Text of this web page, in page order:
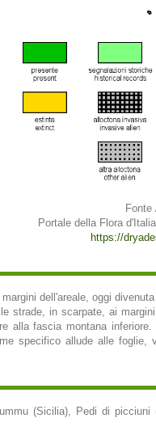
Fonte
Portale della Flora
https://
dell'areale, oggi
strade, in scarpate, ai
fascia montana
specifico allude alle foglie,
(Sicilia), Pedi di picciuni